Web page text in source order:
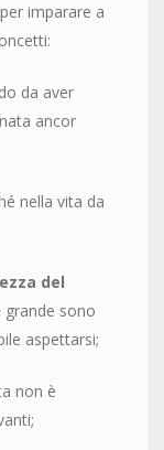
imparare a
da aver
ancor
nella vita da
del
grande sono
aspettarsi;
non è